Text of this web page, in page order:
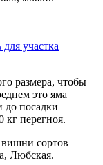
участка
размера, чтобы
это яма
до посадки
кг перегноя.
сортов
Любская.